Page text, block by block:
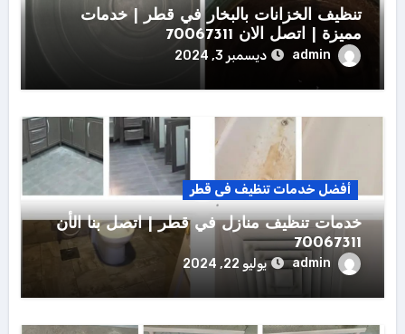
تنظيف الخزانات بالبخار في قطر | خدمات
مميزة | اتصل الان 70067311
admin ديسمبر 3, 2024
أفضل خدمات تنظيف فى قطر
خدمات تنظيف منازل في قطر | اتصل بنا الأن
70067311
admin يوليو 22, 2024